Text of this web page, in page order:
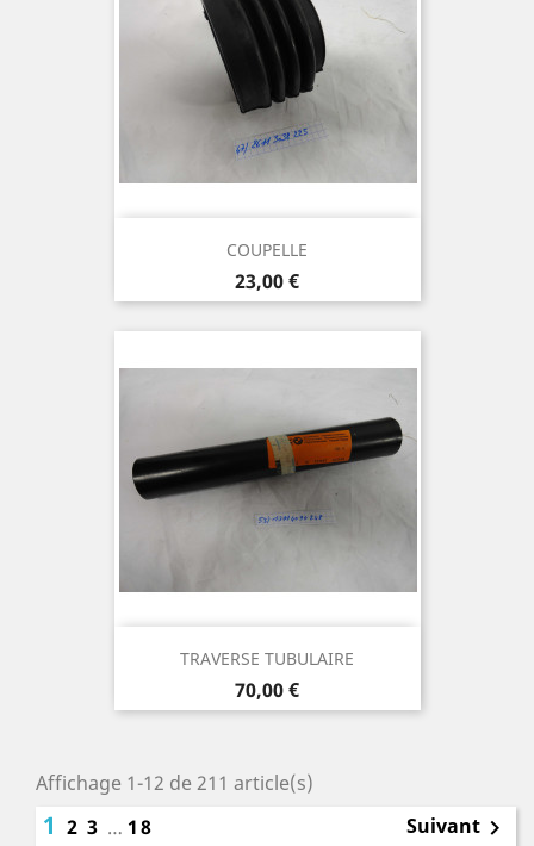
COUPELLE
Prix
23,00 €
TRAVERSE TUBULAIRE
Prix
70,00 €
Affichage 1-12 de 211 article(s)
1 2 3 … 18 Suivant 